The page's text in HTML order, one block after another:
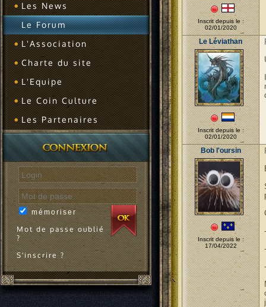
Les News
Le Forum
L'Association
Charte du site
L'Equipe
Le Coin Culture
Les Partenaires
mémoriser
Mot de passe oublié
?
S'inscrire ?
Inscrit depuis le :
02/01/2020
Le Léviathan
Inscrit depuis le :
02/01/2020
Bob l'oursin
Inscrit depuis le :
17/04/2022